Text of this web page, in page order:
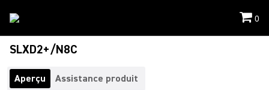
0
SLXD2+/N8C
Aperçu Assistance produit